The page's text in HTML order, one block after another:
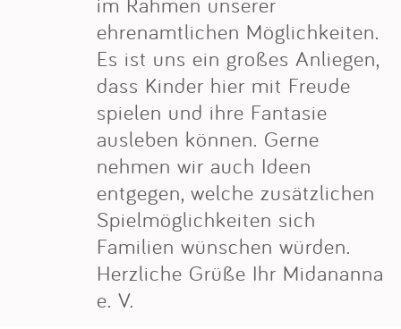
ehrenamtlichen Möglichkeiten.
Es ist uns ein großes Anliegen,
dass Kinder hier mit Freude
spielen und ihre Fantasie
ausleben können. Gerne
nehmen wir auch Ideen
entgegen, welche zusätzlichen
Spielmöglichkeiten sich
Familien wünschen würden.
Herzliche Grüße Ihr Midananna
e. V.